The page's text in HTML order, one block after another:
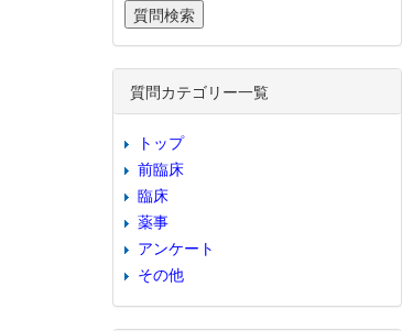
質問カテゴリー一覧
トップ
前臨床
臨床
薬事
アンケート
その他